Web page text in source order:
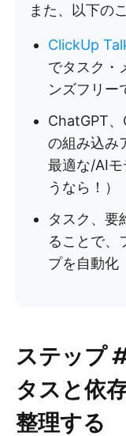
また、以下の
ClickUp
でタスク・
ンズフリー
ChatGPT
の組み込み
最適な/AIモ
うなら！）
タスク、要
ることで、
プを自動化
ステップ
タスと依
整理する